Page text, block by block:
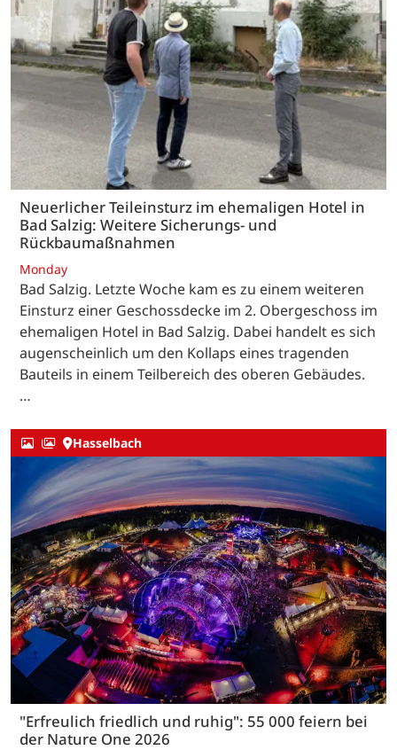
Neuerlicher Teileinsturz im ehemaligen Hotel in
Bad Salzig: Weitere Sicherungs- und
Rückbaumaßnahmen
Monday
Bad Salzig. Letzte Woche kam es zu einem weiteren
Einsturz einer Geschossdecke im 2. Obergeschoss im
ehemaligen Hotel in Bad Salzig. Dabei handelt es sich
augenscheinlich um den Kollaps eines tragenden
Bauteils in einem Teilbereich des oberen Gebäudes.
…
Hasselbach
"Erfreulich friedlich und ruhig": 55 000 feiern bei
der Nature One 2026